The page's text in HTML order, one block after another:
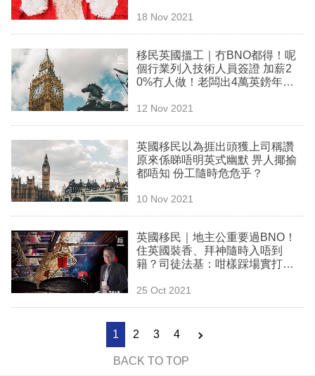
18 Nov 2021
移民英國搵工｜冇BNO都得！呢
個行業列入技術人員簽證 加薪2
0%冇人做！老闆出4萬英鎊年薪
12 Nov 2021
英國移民以為捱出頭獲上司稱讚
原來係睇唔明英式幽默 畀人揶揄
都唔知 份工隨時危危乎？
10 Nov 2021
英國移民｜地主公重要過BNO！
住英國裝香、拜神隨時入唔到
籍？司徒法基：咁樣踩場實打
25 Oct 2021
1 2 3 4
BACK TO TOP